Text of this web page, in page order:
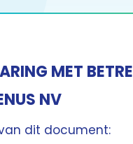
MET
NV
dit document: